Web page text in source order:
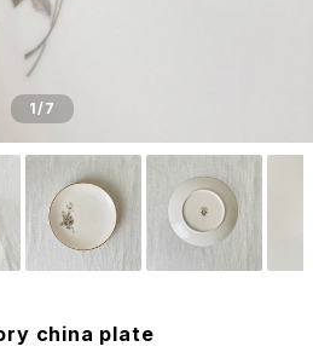
1/7
china plate